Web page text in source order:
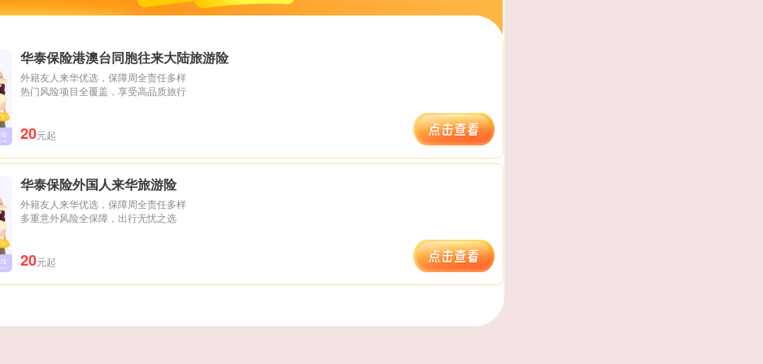
华泰保险港澳台同胞往来大陆旅游险
外籍友人来华优选，保障周全责任多样
热门风险项目全覆盖，享受高品质旅行
20元起
华泰保险外国人来华旅游险
外籍友人来华优选，保障周全责任多样
多重意外风险全保障，出行无忧之选
20元起